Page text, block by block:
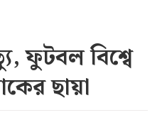
ফুটবল বিশ্বে
ছায়া